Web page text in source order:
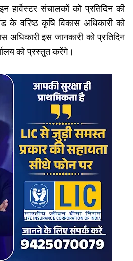
हार्वेस्टर संचालकों को प्रतिदिन की
के वरिष्ठ कृषि विकास अधिकारी को
अधिकारी इस जानकारी को प्रतिदिन
को प्रस्तुत करेंगे।